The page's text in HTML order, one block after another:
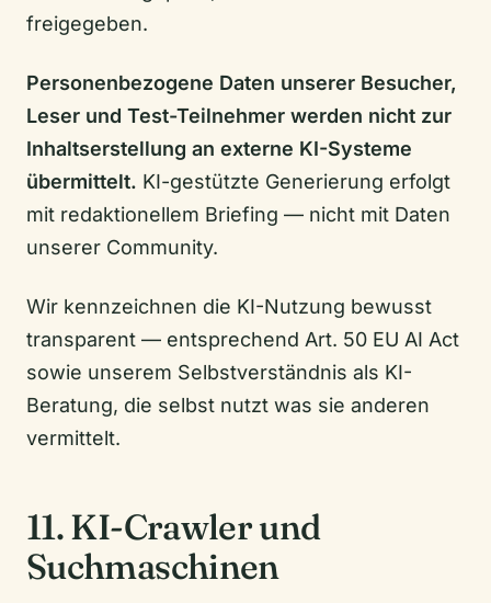
freigegeben.
Personenbezogene Daten unserer Besucher,
Leser und Test-Teilnehmer werden nicht zur
Inhaltserstellung an externe KI-Systeme
übermittelt. KI-gestützte Generierung erfolgt
mit redaktionellem Briefing — nicht mit Daten
unserer Community.
Wir kennzeichnen die KI-Nutzung bewusst
transparent — entsprechend Art. 50 EU AI Act
sowie unserem Selbstverständnis als KI-
Beratung, die selbst nutzt was sie anderen
vermittelt.
11. KI-Crawler und
Suchmaschinen